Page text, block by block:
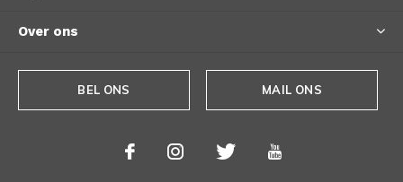
Over ons
BEL ONS MAIL ONS